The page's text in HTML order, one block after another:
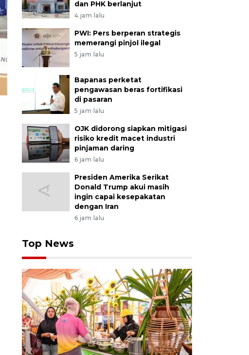
dan PHK berlanjut
4 jam lalu
PWI: Pers berperan strategis
memerangi pinjol ilegal
5 jam lalu
Bapanas perketat
pengawasan beras fortifikasi
di pasaran
5 jam lalu
OJK didorong siapkan mitigasi
risiko kredit macet industri
pinjaman daring
6 jam lalu
Presiden Amerika Serikat
Donald Trump akui masih
ingin capai kesepakatan
dengan Iran
6 jam lalu
Top News